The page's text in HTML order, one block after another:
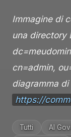
Immagine di
una directory
cn=admin,
diagramma
https://
Tutti AI